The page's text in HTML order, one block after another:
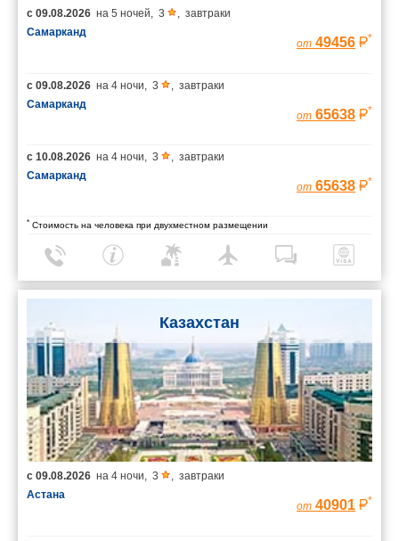
с 09.08.2026 на 5 ночей, 3 , завтраки
Самарканд
от 49456 *
с 09.08.2026 на 4 ночи, 3 , завтраки
Самарканд
от 65638 *
с 10.08.2026 на 4 ночи, 3 , завтраки
Самарканд
от 65638 *
* Стоимость на человека при двухместном размещении
Казахстан
с 09.08.2026 на 4 ночи, 3 , завтраки
Астана
от 40901 *